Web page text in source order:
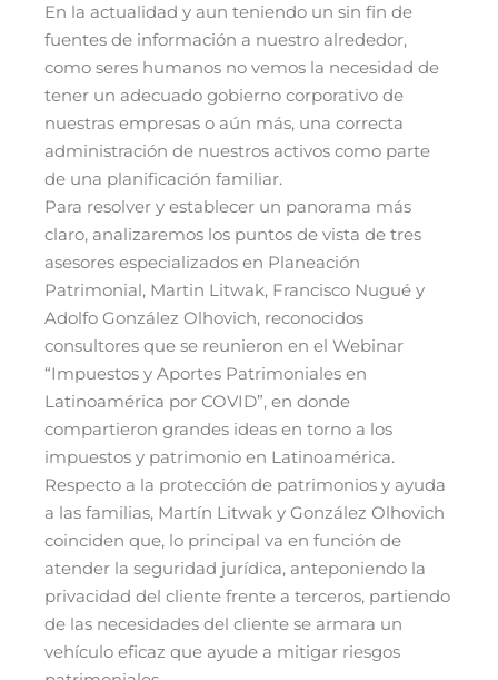
En la actualidad y aun teniendo un sin fin de
fuentes de información a nuestro alrededor,
como seres humanos no vemos la necesidad de
tener un adecuado gobierno corporativo de
nuestras empresas o aún más, una correcta
administración de nuestros activos como parte
de una planificación familiar.
Para resolver y establecer un panorama más
claro, analizaremos los puntos de vista de tres
asesores especializados en Planeación
Patrimonial, Martin Litwak, Francisco Nugué y
Adolfo González Olhovich, reconocidos
consultores que se reunieron en el Webinar
“Impuestos y Aportes Patrimoniales en
Latinoamérica por COVID”, en donde
compartieron grandes ideas en torno a los
impuestos y patrimonio en Latinoamérica.
Respecto a la protección de patrimonios y ayuda
a las familias, Martín Litwak y González Olhovich
coinciden que, lo principal va en función de
atender la seguridad jurídica, anteponiendo la
privacidad del cliente frente a terceros, partiendo
de las necesidades del cliente se armara un
vehículo eficaz que ayude a mitigar riesgos